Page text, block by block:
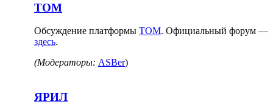
ТОМ
Обсуждение платформы ТОМ. Официальный форум —
здесь.
(Модераторы: ASBer)
ЯРИЛ